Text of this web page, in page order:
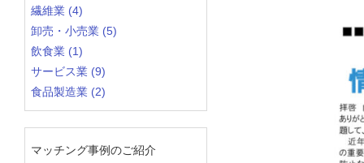
繊維業 (4)
卸売・小売業 (5)
飲食業 (1)
サービス業 (9)
食品製造業 (2)
マッチング事例のご紹介